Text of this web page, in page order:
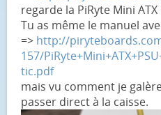
regarde la PiRyte Mini ATX
Tu as même le manuel
=> http://
157/
tic.pdf
mais vu comment je
passer direct à la caisse.